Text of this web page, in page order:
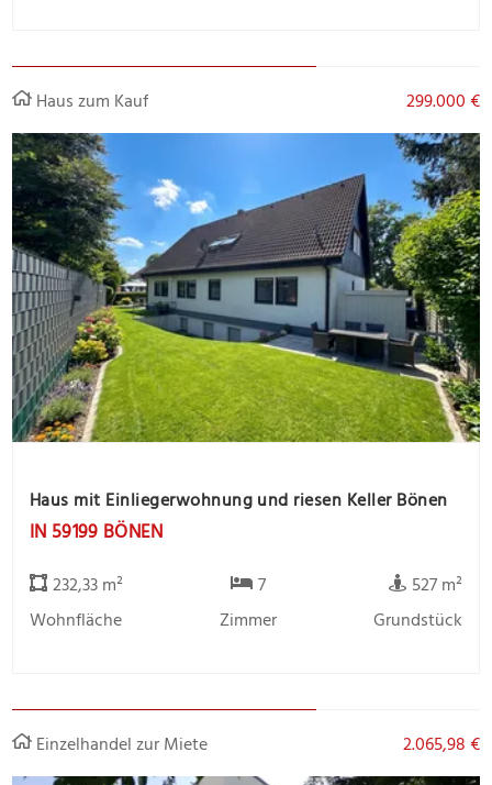
Haus zum Kauf 299.000 €
Haus mit Einliegerwohnung und riesen Keller Bönen
IN 59199 BÖNEN
232,33 m²
Wohnfläche
7
Zimmer
527 m²
Grundstück
Einzelhandel zur Miete 2.065,98 €